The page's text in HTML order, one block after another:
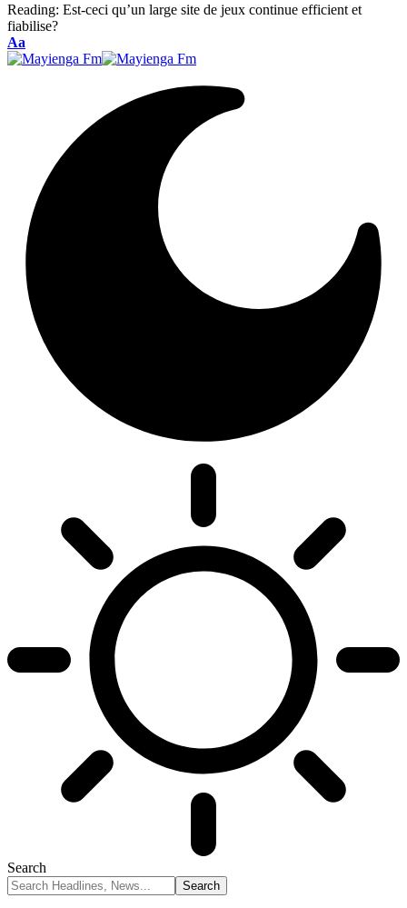
Reading: Est-ceci qu’un large site de jeux continue efficient et
fiabilise?
Font
Resizer
Aa
Search